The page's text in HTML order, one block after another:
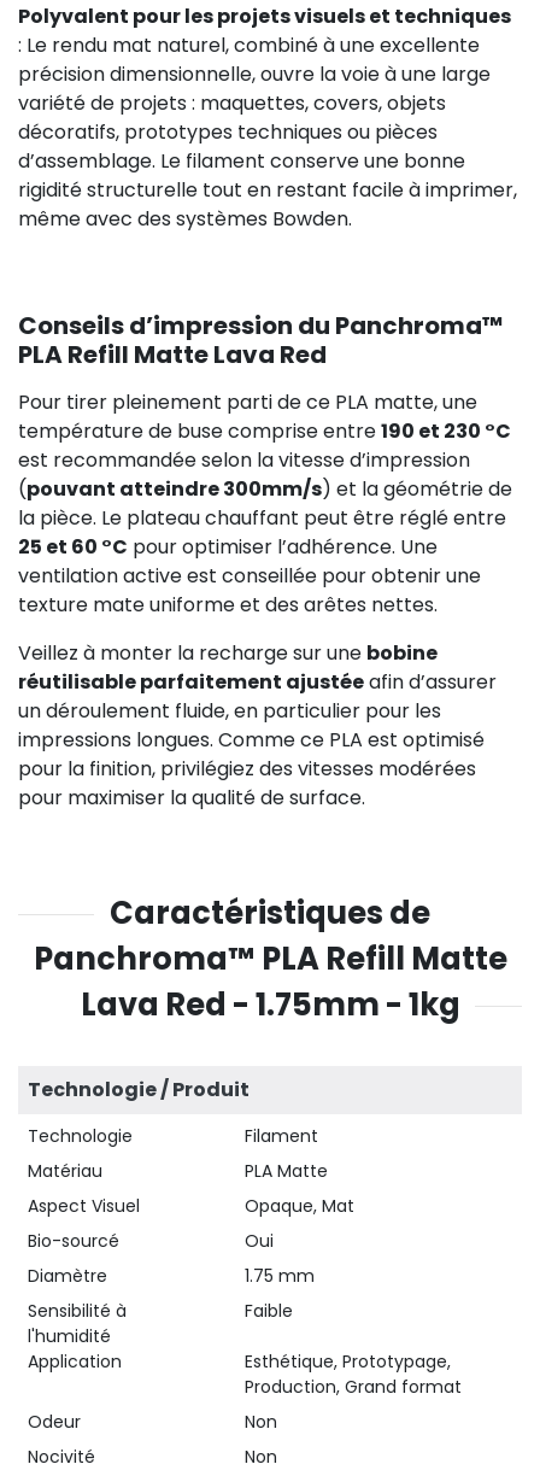
74,92 €
Polyvalent pour les projets visuels et techniques
: Le rendu mat naturel, combiné à une excellente
précision dimensionnelle, ouvre la voie à une large
variété de projets : maquettes, covers, objets
décoratifs, prototypes techniques ou pièces
d’assemblage. Le filament conserve une bonne
rigidité structurelle tout en restant facile à imprimer,
même avec des systèmes Bowden.
Conseils d’impression du Panchroma™
PLA Refill Matte Lava Red
Pour tirer pleinement parti de ce PLA matte, une
température de buse comprise entre190 et 230 °C
est recommandée selon la vitesse d’impression
(pouvant atteindre 300mm/s) et la géométrie de
la pièce. Le plateau chauffant peut être réglé entre
25 et 60 °C pour optimiser l’adhérence. Une
ventilation active est conseillée pour obtenir une
texture mate uniforme et des arêtes nettes.
Veillez à monter la recharge sur une bobine
réutilisable parfaitement ajustéeafin d’assurer
un déroulement fluide, en particulier pour les
impressions longues. Comme ce PLA est optimisé
pour la finition, privilégiez des vitesses modérées
pour maximiser la qualité de surface.
Caractéristiques de
Panchroma™ PLA Refill Matte
Lava Red - 1.75mm - 1kg
Technologie / Produit
Technologie
Filament
Matériau
PLA Matte
Aspect Visuel
Opaque, Mat
Bio-sourcé
Oui
Diamètre
1.75 mm
Sensibilité à
l'humidité
Faible
Application
Esthétique, Prototypage,
Production, Grand format
Odeur
Non
Nocivité
Non